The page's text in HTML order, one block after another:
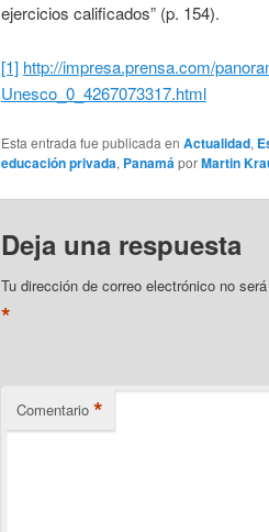
ejercicios calificados” (p. 154).
[1] http://impresa.prensa.com/
Unesco_0_4267073317.html
Esta entrada fue publicada en Actualidad,
educación privada, PanamáporMartin
Deja una respuesta
Tu dirección de correo electrónico no
*
Comentario *